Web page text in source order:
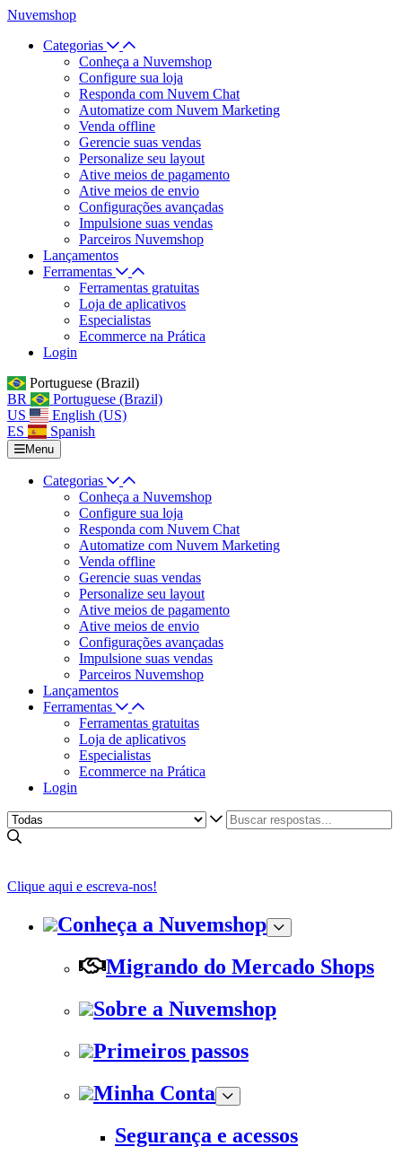
Nuvemshop
Categorias
Conheça a Nuvemshop
Configure sua loja
Responda com Nuvem Chat
Automatize com Nuvem Marketing
Venda offline
Gerencie suas vendas
Personalize seu layout
Ative meios de pagamento
Ative meios de envio
Configurações avançadas
Impulsione suas vendas
Parceiros Nuvemshop
Lançamentos
Ferramentas
Ferramentas gratuitas
Loja de aplicativos
Especialistas
Ecommerce na Prática
Login
Portuguese (Brazil)
BR
Portuguese (Brazil)
US
English (US)
ES
Spanish
Menu
Categorias
Conheça a Nuvemshop
Configure sua loja
Responda com Nuvem Chat
Automatize com Nuvem Marketing
Venda offline
Gerencie suas vendas
Personalize seu layout
Ative meios de pagamento
Ative meios de envio
Configurações avançadas
Impulsione suas vendas
Parceiros Nuvemshop
Lançamentos
Ferramentas
Ferramentas gratuitas
Loja de aplicativos
Especialistas
Ecommerce na Prática
Login
Clique aqui e escreva-nos!
Conheça a Nuvemshop
Migrando do Mercado Shops
Sobre a Nuvemshop
Primeiros passos
Minha Conta
Segurança e acessos